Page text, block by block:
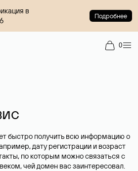
в
Подробнее
0
быстро получить всю информацию о
дату регистрации и возраст
по которым можно связаться с
чей домен вас заинтересовал.